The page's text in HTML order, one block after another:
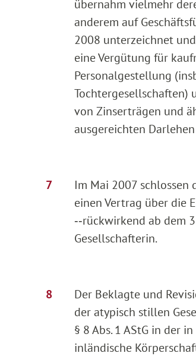
übernahm vielmehr
anderem auf
2008 unterzeichnet
eine Vergütung für
Personalgestellung
Tochtergesellschaften)
von Zinserträgen und
ausgereichten
Im Mai 2007 schlossen
einen Vertrag über die
‑‑rückwirkend ab dem
Gesellschafterin.
Der Beklagte und
der atypisch stillen
§ 8 Abs. 1 AStG in der
inländische